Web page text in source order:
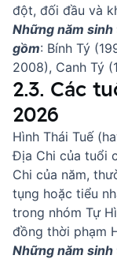
đột, đối đầu và
Những năm sinh
gồm: Bính Tý
2008), Canh Tý
2.3. Các
2026
Hình Thái Tuế
Địa Chi của tuổi
Chi của năm,
tụng hoặc tiểu
trong nhóm Tự
đồng thời phạm
Những năm sinh